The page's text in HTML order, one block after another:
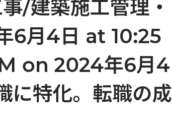
/建築施工管理・
6月4日 at 10:25
on 2024年6月4
に特化。転職の成